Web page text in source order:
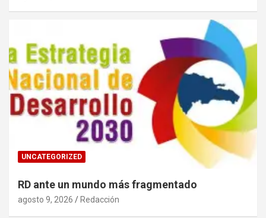
UNCATEGORIZED
RD ante un mundo más fragmentado
agosto 9, 2026 Redacción